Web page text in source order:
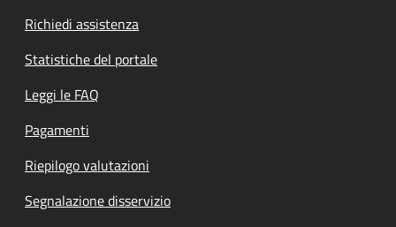
Richiedi assistenza
Statistiche del portale
Leggi le FAQ
Pagamenti
Riepilogo valutazioni
Segnalazione disservizio